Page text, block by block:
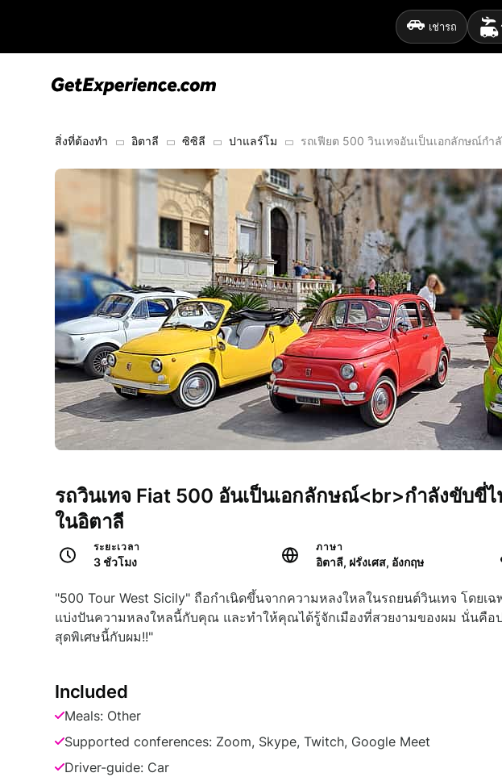
เช่ารถ
สิ่งที่ต้องทำ อิตาลี ซิซิลี ปาแลร์โม รถเฟียต 500 วินเทจอันเป็นเอกลักษณ์กำ
รถวินเทจ Fiat 500 อันเป็นเอกลักษณ์<br>กำลังขับขี่ไ
ในอิตาลี
ระยะเวลา
3 ชั่วโมง
ภาษา
อิตาลี, ฝรั่งเศส, อังกฤษ
"500 Tour West Sicily" ถือกำเนิดขึ้นจากความหลงใหลในรถยนต์วินเทจ โดยเ
แบ่งปันความหลงใหลนี้กับคุณ และทำให้คุณได้รู้จักเมืองที่สวยงามของผม นั่นคื
สุดพิเศษนี้กับผม!!"
Included
Meals: Other
Supported conferences: Zoom, Skype, Twitch, Google Meet
Driver-guide: Car